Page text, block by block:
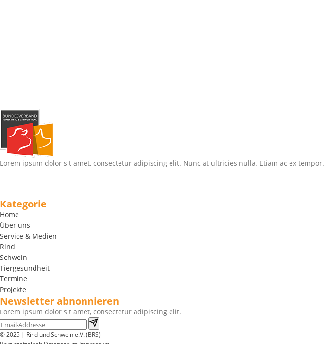
Lorem ipsum dolor sit amet, consectetur adipiscing elit. Nunc at ultricies nulla. Etiam ac ex tempor.
Kategorie
Home
Über uns
Service & Medien
Rind
Schwein
Tiergesundheit
Termine
Projekte
Newsletter abnonnieren
Lorem ipsum dolor sit amet, consectetur adipiscing elit.
© 2025 | Rind und Schwein e.V. (BRS)